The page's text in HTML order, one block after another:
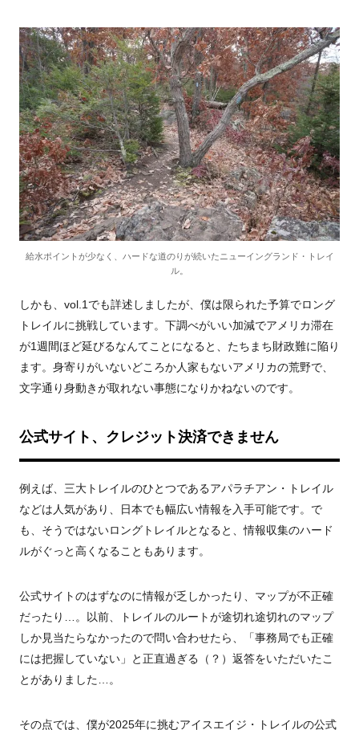
給水ポイントが少なく、ハードな道のりが続いたニューイングランド・トレイ
ル。
しかも、vol.1でも詳述しましたが、僕は限られた予算でロング
トレイルに挑戦しています。下調べがいい加減でアメリカ滞在
が1週間ほど延びるなんてことになると、たちまち財政難に陥り
ます。身寄りがいないどころか人家もないアメリカの荒野で、
文字通り身動きが取れない事態になりかねないのです。
公式サイト、クレジット決済できません
例えば、三大トレイルのひとつであるアパラチアン・トレイル
などは人気があり、日本でも幅広い情報を入手可能です。で
も、そうではないロングトレイルとなると、情報収集のハード
ルがぐっと高くなることもあります。
公式サイトのはずなのに情報が乏しかったり、マップが不正確
だったり…。以前、トレイルのルートが途切れ途切れのマップ
しか見当たらなかったので問い合わせたら、「事務局でも正確
には把握していない」と正直過ぎる（？）返答をいただいたこ
とがありました…。
その点では、僕が2025年に挑むアイスエイジ・トレイルの公式